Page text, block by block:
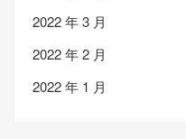
2022 年 3 月
2022 年 2 月
2022 年 1 月